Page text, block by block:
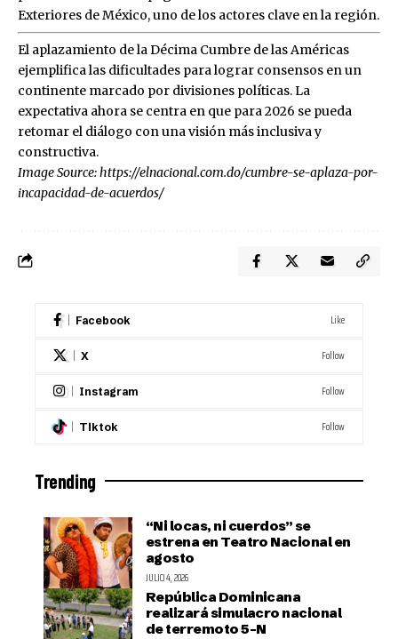
Exteriores de México, uno de los actores clave en la región.
El aplazamiento de la Décima Cumbre de las Américas
ejemplifica las dificultades para lograr consensos en un
continente marcado por divisiones políticas. La
expectativa ahora se centra en que para 2026 se pueda
retomar el diálogo con una visión más inclusiva y
constructiva.
Image Source:https://elnacional.com.do/cumbre-se-aplaza-por-
incapacidad-de-acuerdos/
Facebook Like
X Follow
Instagram Follow
Tiktok Follow
Trending
“Ni locas, ni cuerdos” se
estrena en Teatro Nacional en
agosto
JULIO 4, 2026
República Dominicana
realizará simulacro nacional
de terremoto 5-N